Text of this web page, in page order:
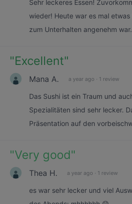
Sehr leckeres Essen!
wieder! Heute war es mal
zum Unterhalten angenehm war.
"Excellent"
Mana A. a year ago · 1 review
Das Sushi ist ein Traum und
Spezialitäten sind sehr lecker.
Präsentation auf den
"Very good"
Thea H. a year ago · 1 review
es war sehr lecker und viel